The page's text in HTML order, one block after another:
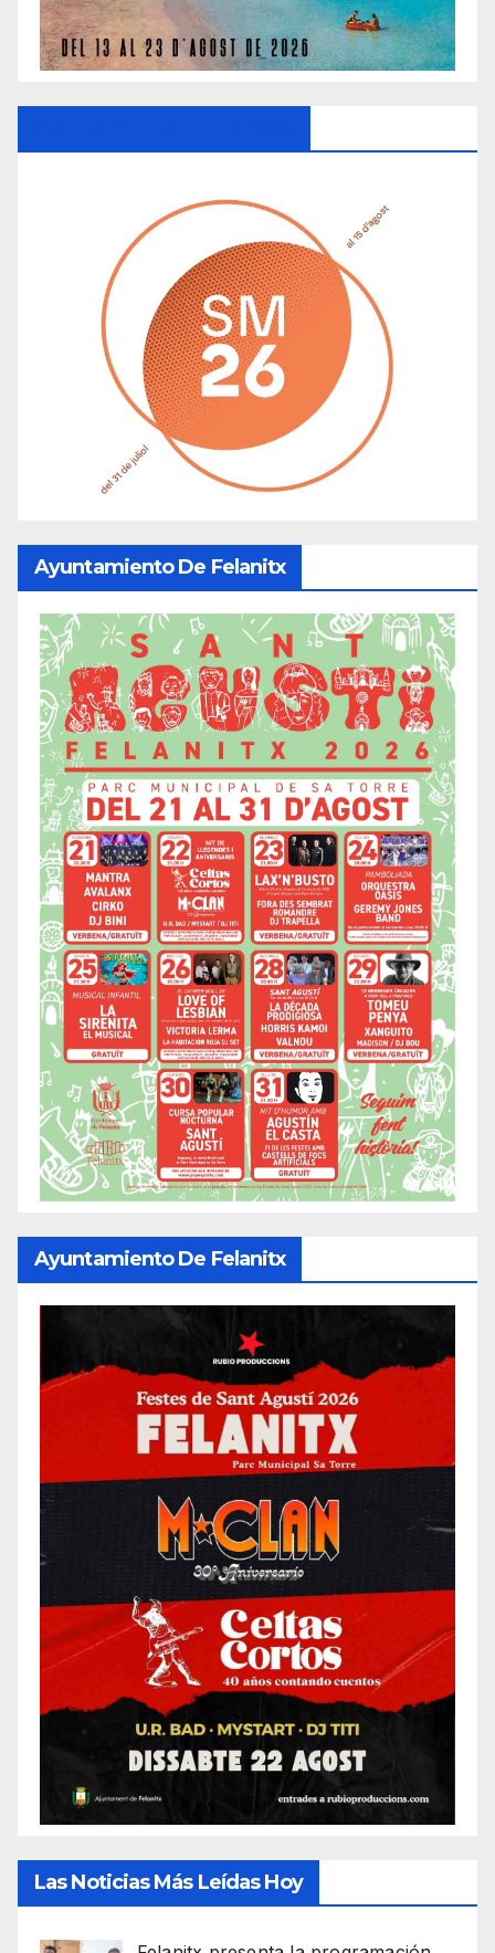
Ayuntamiento De Felanitx
Ayuntamiento De Felanitx
Las Noticias Más Leídas Hoy